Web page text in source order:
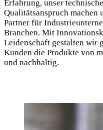
Erfahrung, unser
Qualitätsanspruch machen
Partner für
Branchen. Mit
Leidenschaft gestalten wir
Kunden die Produkte von
und nachhaltig.